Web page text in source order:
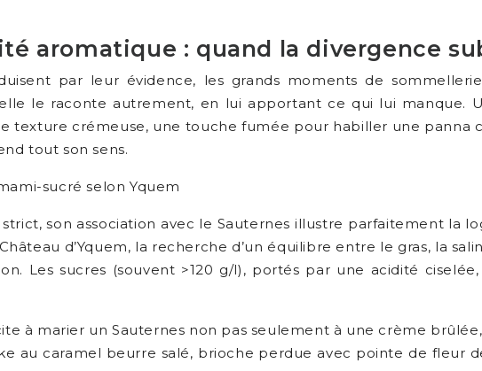
aromatique : quand la divergence
par leur évidence, les grands moments de
le raconte autrement, en lui apportant ce qui lui manque.
texture crémeuse, une touche fumée pour habiller une panna
tout son sens.
sucré selon Yquem
son association avec le Sauternes illustre parfaitement la
d’Yquem, la recherche d’un équilibre entre le gras, la
Les sucres (souvent >120 g/l), portés par une acidité
à marier un Sauternes non pas seulement à une crème
au caramel beurre salé, brioche perdue avec pointe de fleur